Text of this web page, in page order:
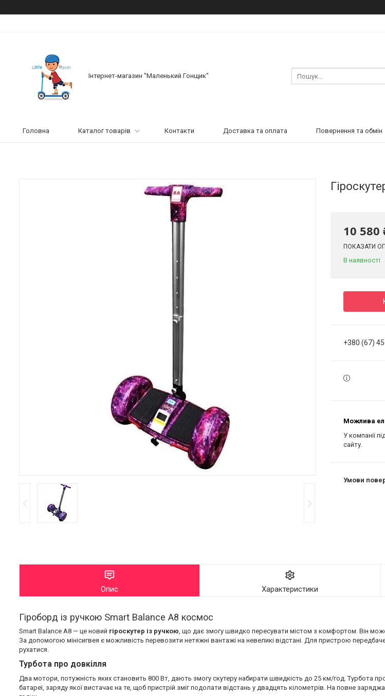
Інтернет-магазин "Маленький Гонщик"
Головна Каталог товарів Контакти Доставка та оплата Повернення та обмін
10 580
ПОКАЗАТИ
В наявності
+380 (67)
У компанії
сайту.
Опис Характеристики
Гіроборд із ручкою Smart Balance A8 космос
Smart Balance A8 — це новий гіроскутер із ручкою, що дає змогу швидко пересувати містом з комфортом. Він
За допомогою мінісигвея є можливість перевозити нетяжні вантажі на невеликі відстані. Для пристрою
рухатися.
Турбота про довкілля
Два мотори, потужність яких становить 800 Вт, дають змогу скутеру набирати швидкість до 25 км/год. Турбота
батареї, заряду якої вистачає на те, щоб пристрій зміг подолати відстань у двадцять кілометрів. На повне